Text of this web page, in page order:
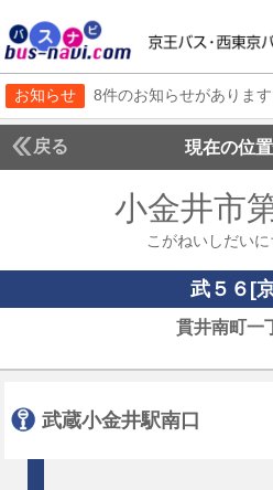
お知らせ 8件のお知らせがあります
戻る 現在の位
小金井市
こがねいしだいに
武５６[
貫井南町一
武蔵小金井駅南口